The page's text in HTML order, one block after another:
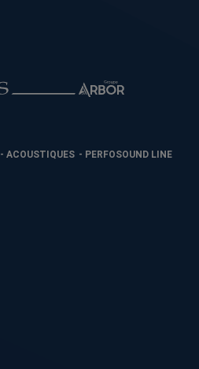
- ACOUSTIQUES - PERFOSOUND LINE